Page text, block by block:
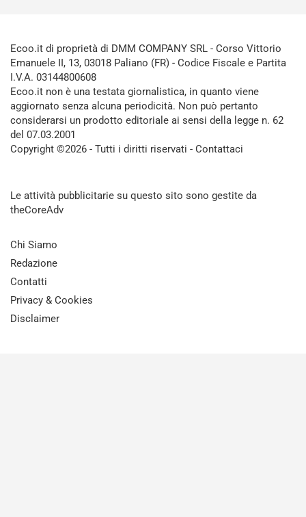
Ecoo.it di proprietà di DMM COMPANY SRL - Corso Vittorio
Emanuele II, 13, 03018 Paliano (FR) - Codice Fiscale e Partita
I.V.A. 03144800608
Ecoo.it non è una testata giornalistica, in quanto viene
aggiornato senza alcuna periodicità. Non può pertanto
considerarsi un prodotto editoriale ai sensi della legge n. 62
del 07.03.2001
Copyright ©2026 - Tutti i diritti riservati - Contattaci
Le attività pubblicitarie su questo sito sono gestite da
theCoreAdv
Chi Siamo
Redazione
Contatti
Privacy & Cookies
Disclaimer